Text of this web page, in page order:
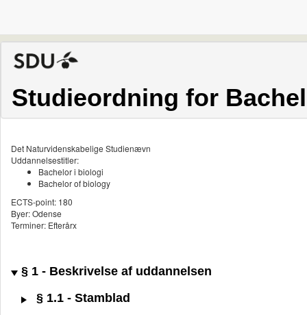
Studieordning for
Det Naturvidenskabelige Studienævn
Uddannelsestitler:
Bachelor i biologi
Bachelor of biology
ECTS-point: 180
Byer: Odense
Terminer: Efterårx
§ 1 - Beskrivelse af uddannelsen
§ 1.1 - Stamblad